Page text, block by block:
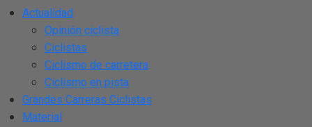
Actualidad
Opinión ciclista
Ciclistas
Ciclismo de carretera
Ciclismo en pista
Grandes Carreras Ciclistas
Material